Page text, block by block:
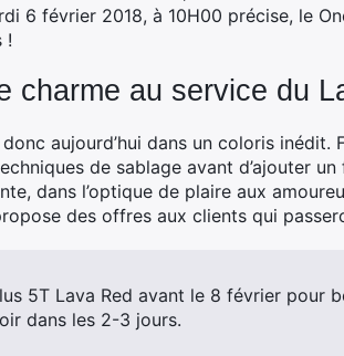
6 février 2018, à 10H00 précise, le
!
charme au service du
aujourd’hui dans un coloris inédit.
de sablage avant d’ajouter
dans l’optique de plaire aux
des offres aux clients qui
5T Lava Red avant le 8 février pour
dans les 2-3 jours.